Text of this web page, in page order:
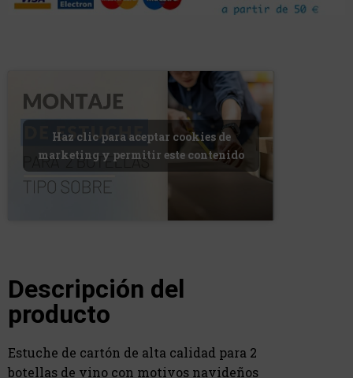
Haz clic para aceptar cookies de
marketing y permitir este contenido
Descripción del
producto
Estuche de cartón de alta calidad para 2
botellas de vino con motivos navideños